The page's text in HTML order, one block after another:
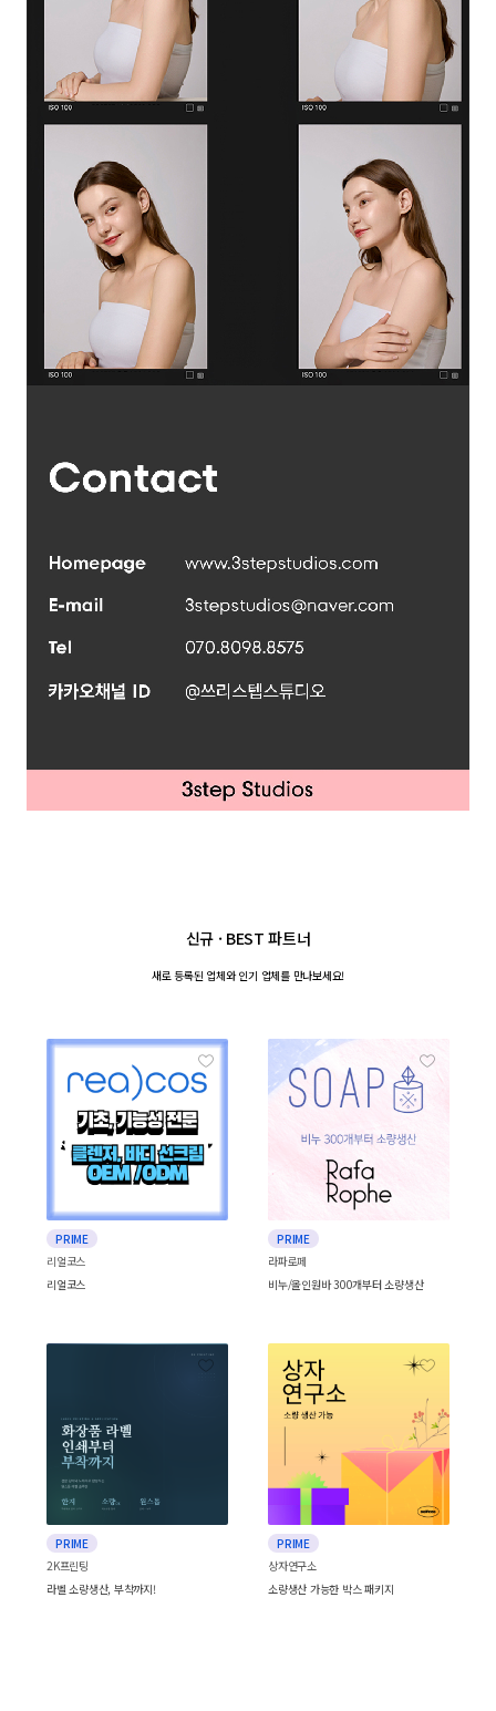
신규 · BEST 파트너
새로 등록된 업체와인기 업체를 만나보세요!
PRIME
리얼코스
리얼코스
PRIME
라파로페
비누/올인원바 300개부터 소량생산
PRIME
2K프린팅
라벨 소량생산, 부착까지!
PRIME
상자연구소
소량생산 가능한 박스 패키지